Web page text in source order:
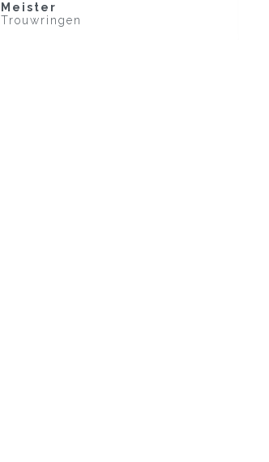
Meister
Trouwringen